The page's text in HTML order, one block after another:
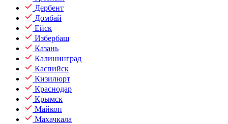
Дербент
Домбай
Ейск
Избербаш
Казань
Калининград
Каспийск
Кизилюрт
Краснодар
Крымск
Майкоп
Махачкала